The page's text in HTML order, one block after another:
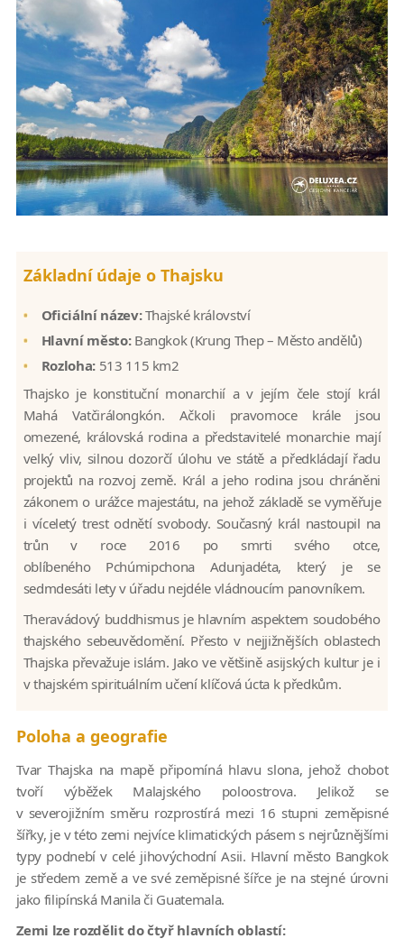
Základní údaje o Thajsku
Oficiální název:Thajské království
Hlavní město:Bangkok (Krung Thep – Město andělů)
Rozloha:513 115 km2
Thajsko je konstituční monarchií a v jejím čele stojí král
Mahá Vatčirálongkón. Ačkoli pravomoce krále jsou
omezené, královská rodina a představitelé monarchie mají
velký vliv, silnou dozorčí úlohu ve státě a předkládají řadu
projektů na rozvoj země. Král a jeho rodina jsou chráněni
zákonem o urážce majestátu, na jehož základě se vyměřuje
i víceletý trest odnětí svobody. Současný král nastoupil na
trůn v roce 2016 po smrti svého otce,
oblíbeného Pchúmipchona Adunjadéta, který je se
sedmdesáti lety v úřadu nejdéle vládnoucím panovníkem.
Theravádový buddhismus je hlavním aspektem soudobého
thajského sebeuvědomění. Přesto v nejjižnějších oblastech
Thajska převažuje islám. Jako ve většině asijských kultur je i
v thajském spirituálním učení klíčová úcta k předkům.
Poloha a geografie
Tvar Thajska na mapě připomíná hlavu slona, jehož chobot
tvoří výběžek Malajského poloostrova. Jelikož se
v severojižním směru rozprostírá mezi 16 stupni zeměpisné
šířky, je v této zemi nejvíce klimatických pásem s nejrůznějšími
typy podnebí v celé jihovýchodní Asii. Hlavní město Bangkok
je středem země a ve své zeměpisné šířce je na stejné úrovni
jako filipínská Manila či Guatemala.
Zemi lze rozdělit do čtyř hlavních oblastí: